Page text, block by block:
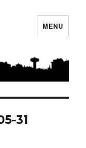
MENU
31